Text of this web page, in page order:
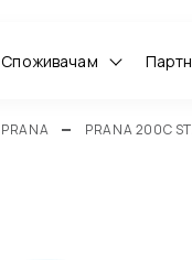
Споживачам
PRANA 200C